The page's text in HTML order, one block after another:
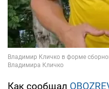
Как сообщал